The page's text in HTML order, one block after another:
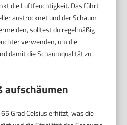
die Luftfeuchtigkeit. Das führt
austrocknet und der Schaum
solltest du regelmäßig
verwenden, um die
damit die Schaumqualität zu
aufschäumen
Grad Celsius erhitzt, was die